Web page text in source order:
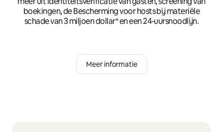
boekingen, de Bescherming voor hosts bij materiële
schade van 3 miljoen dollar* en een 24-uursnoodlijn.
Meer informatie